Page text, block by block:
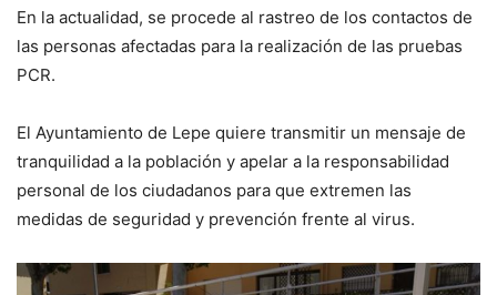
En la actualidad, se procede al rastreo de los contactos de
las personas afectadas para la realización de las pruebas
PCR.
El Ayuntamiento de Lepe quiere transmitir un mensaje de
tranquilidad a la población y apelar a la responsabilidad
personal de los ciudadanos para que extremen las
medidas de seguridad y prevención frente al virus.